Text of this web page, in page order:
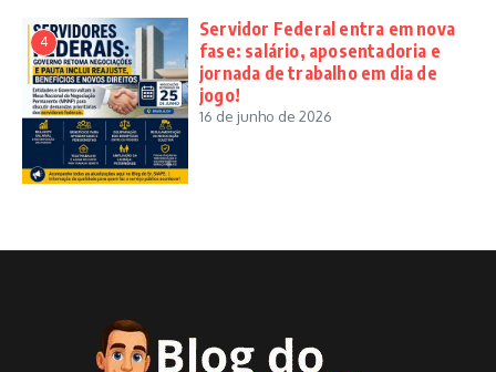
4
Servidor Federal entra em nova
fase: salário, aposentadoria e
jornada de trabalho em dia de
jogo!
16 de junho de 2026